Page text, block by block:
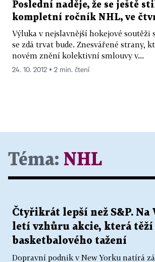
Poslední naděje, že se ještě
kompletní ročník NHL, ve
Výluka v nejslavnější hokejové soutěži
se zdá trvat bude. Znesvářené strany,
novém znění kolektivní smlouvy v...
24. 10. 2012 ▪ 2 min. čtení
Téma: NHL
Čtyřikrát lepší než S&P. Na
letí vzhůru akcie, která těží
basketbalového tažení
Dopravní podnik v New Yorku natírá